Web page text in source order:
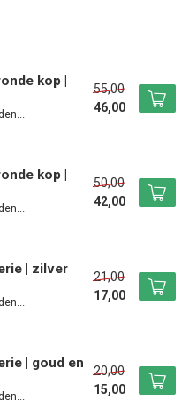
kop |
55,00
46,00
kop |
50,00
42,00
| zilver
21,00
17,00
| goud en
20,00
15,00